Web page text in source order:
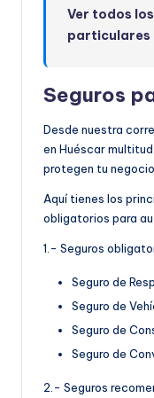
Ver todos
particulares
Seguros
Desde nuestra
en Huéscar
protegen tu
Aquí tienes los
obligatorios para
1.- Seguros
Seguro de
Seguro de
Seguro de
Seguro de
2.- Seguros